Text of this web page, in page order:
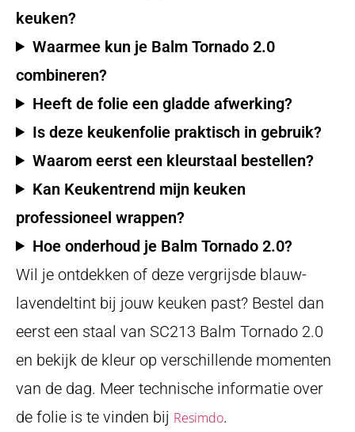
keuken?
Waarmee kun je Balm Tornado 2.0
combineren?
Heeft de folie een gladde afwerking?
Is deze keukenfolie praktisch in gebruik?
Waarom eerst een kleurstaal bestellen?
Kan Keukentrend mijn keuken
professioneel wrappen?
Hoe onderhoud je Balm Tornado 2.0?
Wil je ontdekken of deze vergrijsde blauw-
lavendeltint bij jouw keuken past? Bestel dan
eerst een staal van SC213 Balm Tornado 2.0
en bekijk de kleur op verschillende momenten
van de dag. Meer technische informatie over
de folie is te vinden bij Resimdo.